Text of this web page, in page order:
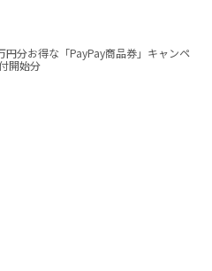
円分お得な「PayPay商品券」キャンペ
開始分